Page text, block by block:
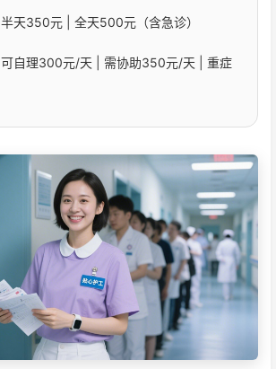
半天350元 | 全天500元（含急诊）
可自理300元/天 | 需协助350元/天 | 重症